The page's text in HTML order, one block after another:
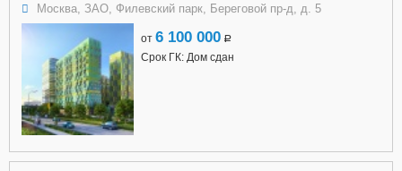
Москва, ЗАО, Филевский парк, Береговой пр-д, д. 5
от 6 100 000 a
Срок ГК: Дом сдан